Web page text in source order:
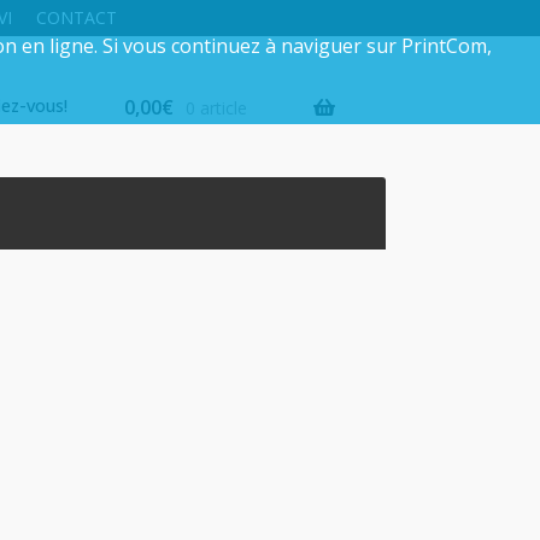
CONTACT
vous!
0,00€
ligne. Si vous continuez à naviguer sur PrintCom,